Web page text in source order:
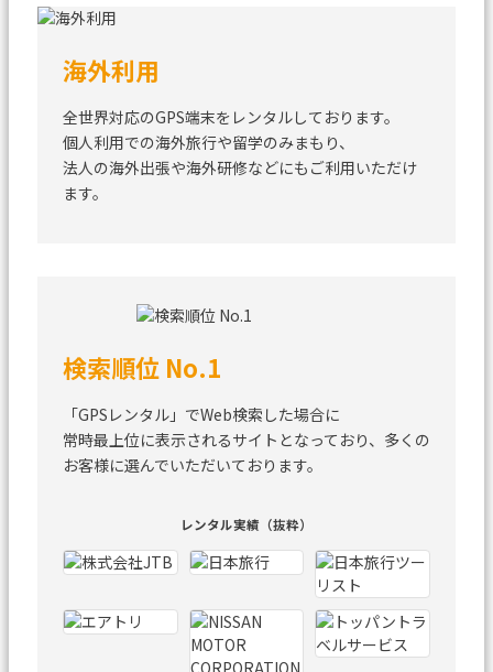
海外利用
全世界対応のGPS端末をレンタルしております。
個人利用での海外旅行や留学のみまもり、
法人の海外出張や海外研修などにもご利用いただけ
ます。
検索順位 No.1
「GPSレンタル」でWeb検索した場合に
常時最上位に表示されるサイトとなっており、 多くの
お客様に選んでいただいております。
レンタル実績（抜粋）